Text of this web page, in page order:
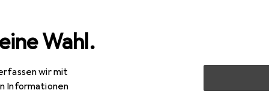
Wahl.
wir mit
Informationen
Deko + Accessoires